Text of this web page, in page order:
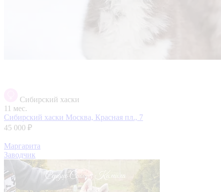
Сибирский хаски
11 мес.
Сибирский хаски Москва, Красная пл., 7
45 000 ₽
Маргарита
Заводчик